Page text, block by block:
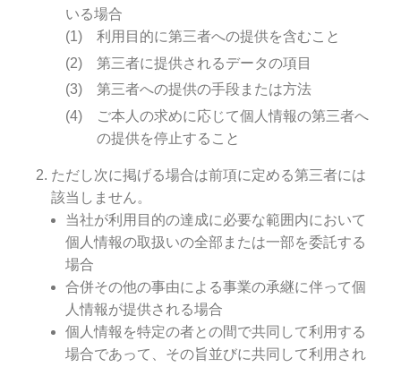
いる場合
利用目的に第三者への提供を含むこと
第三者に提供されるデータの項目
第三者への提供の手段または方法
ご本人の求めに応じて個人情報の第三者へ
の提供を停止すること
ただし次に掲げる場合は前項に定める第三者には
該当しません。
当社が利用目的の達成に必要な範囲内において
個人情報の取扱いの全部または一部を委託する
場合
合併その他の事由による事業の承継に伴って個
人情報が提供される場合
個人情報を特定の者との間で共同して利用する
場合であって、その旨並びに共同して利用され